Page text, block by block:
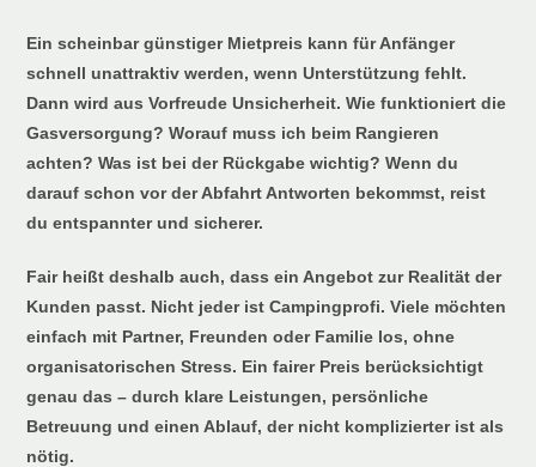
Ein scheinbar günstiger Mietpreis kann für Anfänger
schnell unattraktiv werden, wenn Unterstützung fehlt.
Dann wird aus Vorfreude Unsicherheit. Wie funktioniert die
Gasversorgung? Worauf muss ich beim Rangieren
achten? Was ist bei der Rückgabe wichtig? Wenn du
darauf schon vor der Abfahrt Antworten bekommst, reist
du entspannter und sicherer.
Fair heißt deshalb auch, dass ein Angebot zur Realität der
Kunden passt. Nicht jeder ist Campingprofi. Viele möchten
einfach mit Partner, Freunden oder Familie los, ohne
organisatorischen Stress. Ein fairer Preis berücksichtigt
genau das – durch klare Leistungen, persönliche
Betreuung und einen Ablauf, der nicht komplizierter ist als
nötig.